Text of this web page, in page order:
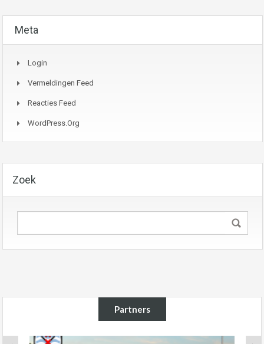
Meta
Login
Vermeldingen Feed
Reacties Feed
WordPress.org
Zoek
Partners